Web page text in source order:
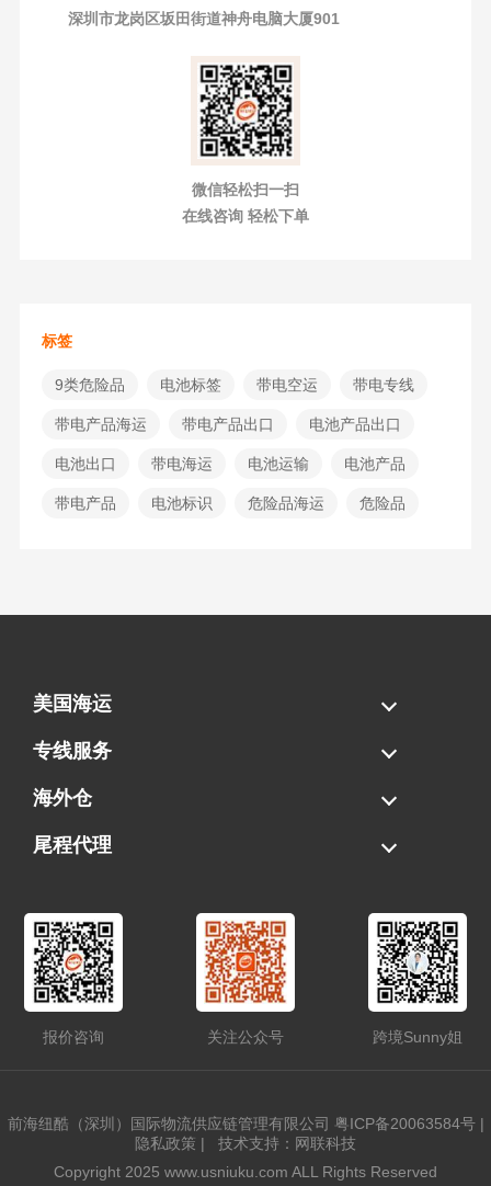
深圳市龙岗区坂田街道神舟电脑大厦901
微信轻松扫一扫
在线咨询 轻松下单
标签
9类危险品 电池标签 带电空运 带电专线
带电产品海运 带电产品出口 电池产品出口
电池出口 带电海运 电池运输 电池产品
带电产品 电池标识 危险品海运 危险品
美国海运
海运拼柜
海运整柜
美国海卡
加拿大海运
专线服务
FBA专线直送
超大件专线
AWD专线
电池专线
海外仓
一件代发
FBA中转
贴标换标
拆柜/存储
尾程代理
报价咨询 关注公众号 跨境Sunny姐
前海纽酷（深圳）国际物流供应链管理有限公司 粤ICP备20063584号|
隐私政策 |
技术支持：网联科技
Copyright 2025 www.usniuku.com ALL Rights Reserved